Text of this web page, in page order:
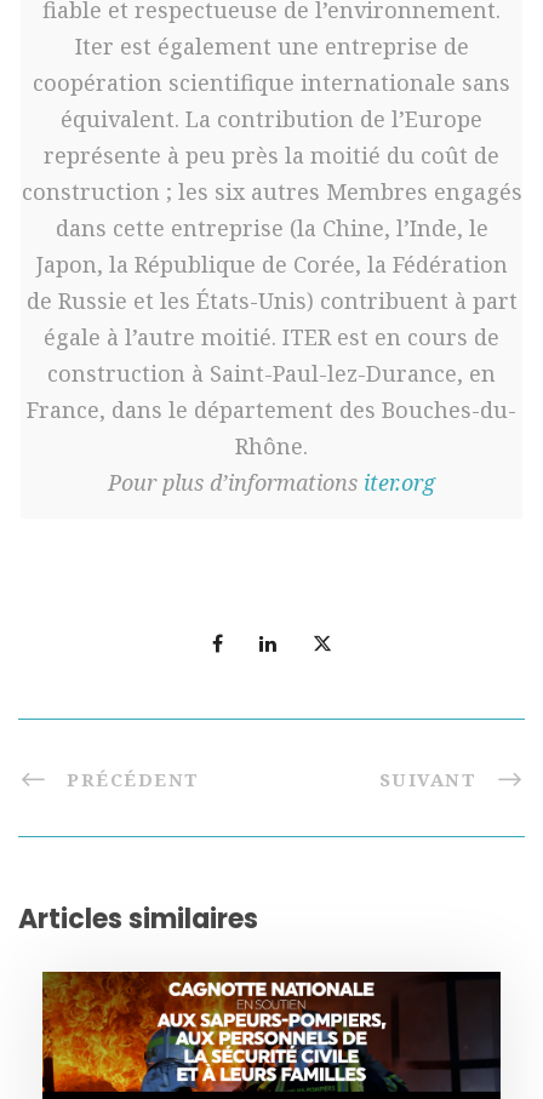
fiable et respectueuse de l’environnement.
Iter est également une entreprise de
coopération scientifique internationale sans
équivalent. La contribution de l’Europe
représente à peu près la moitié du coût de
construction ; les six autres Membres engagés
dans cette entreprise (la Chine, l’Inde, le
Japon, la République de Corée, la Fédération
de Russie et les États-Unis) contribuent à part
égale à l’autre moitié. ITER est en cours de
construction à Saint-Paul-lez-Durance, en
France, dans le département des Bouches-du-
Rhône.
Pour plus d’informations iter.org
PRÉCÉDENT SUIVANT
Articles similaires